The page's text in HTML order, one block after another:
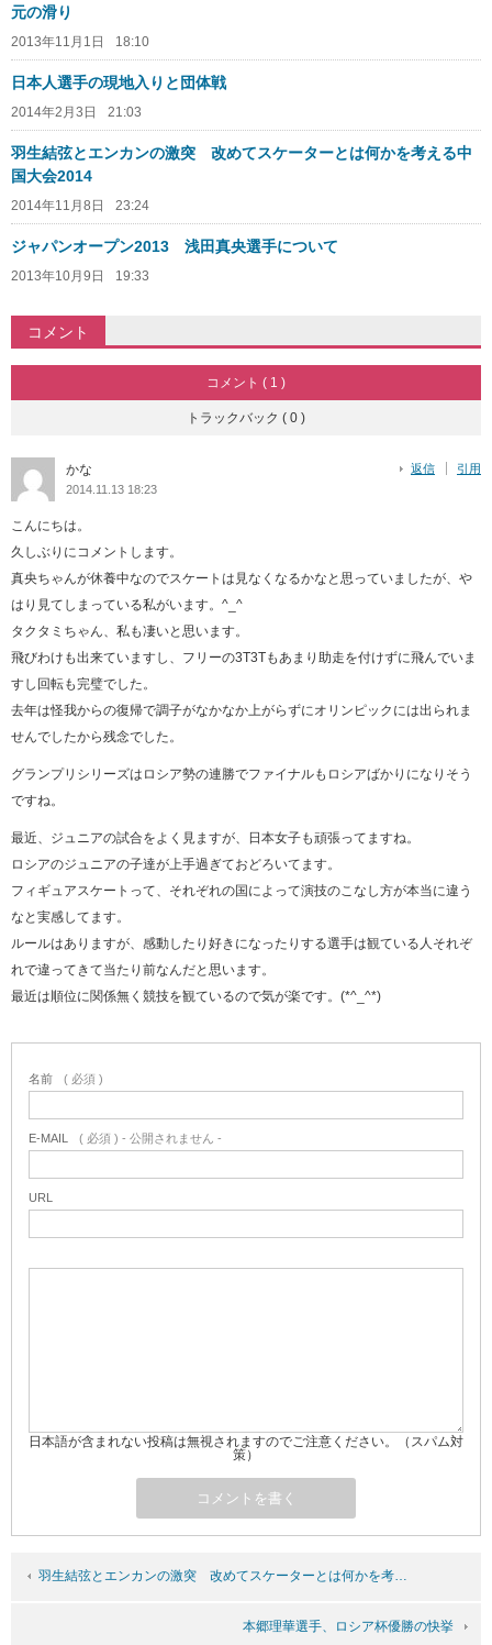
元の滑り
2013年11月1日 18:10
日本人選手の現地入りと団体戦
2014年2月3日 21:03
羽生結弦とエンカンの激突 改めてスケーターとは何かを考える中
国大会2014
2014年11月8日 23:24
ジャパンオープン2013 浅田真央選手について
2013年10月9日 19:33
コメント
コメント ( 1 )
トラックバック ( 0 )
かな
2014.11.13 18:23
返信 引用
こんにちは。
久しぶりにコメントします。
真央ちゃんが休養中なのでスケートは見なくなるかなと思っていましたが、や
はり見てしまっている私がいます。^_^
タクタミちゃん、私も凄いと思います。
飛びわけも出来ていますし、フリーの3T3Tもあまり助走を付けずに飛んでいま
すし回転も完璧でした。
去年は怪我からの復帰で調子がなかなか上がらずにオリンピックには出られま
せんでしたから残念でした。
グランプリシリーズはロシア勢の連勝でファイナルもロシアばかりになりそう
ですね。
最近、ジュニアの試合をよく見ますが、日本女子も頑張ってますね。
ロシアのジュニアの子達が上手過ぎておどろいてます。
フィギュアスケートって、それぞれの国によって演技のこなし方が本当に違う
なと実感してます。
ルールはありますが、感動したり好きになったりする選手は観ている人それぞ
れで違ってきて当たり前なんだと思います。
最近は順位に関係無く競技を観ているので気が楽です。(*^_^*)
名前 ( 必須 )
E-MAIL ( 必須 ) - 公開されません -
URL
日本語が含まれない投稿は無視されますのでご注意ください。（スパム対
策）
羽生結弦とエンカンの激突 改めてスケーターとは何かを考…
本郷理華選手、ロシア杯優勝の快挙